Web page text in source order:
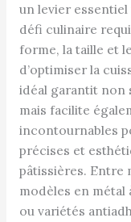
un levier
défi culinaire
forme, la taille et
d’optimiser la
idéal garantit non
mais facilite
incontournables
précises et
pâtissières. Entre
modèles en
ou variétés